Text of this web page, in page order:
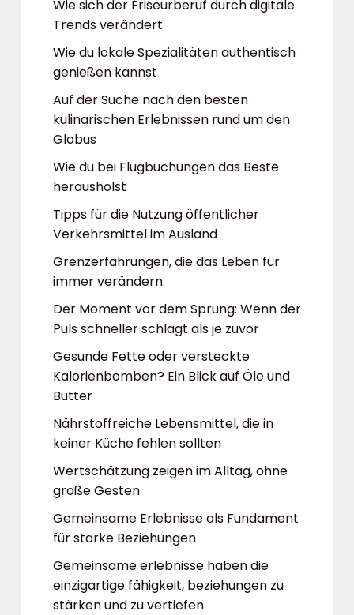
Wie sich der Friseurberuf durch digitale
Trends verändert
Wie du lokale Spezialitäten authentisch
genießen kannst
Auf der Suche nach den besten
kulinarischen Erlebnissen rund um den
Globus
Wie du bei Flugbuchungen das Beste
herausholst
Tipps für die Nutzung öffentlicher
Verkehrsmittel im Ausland
Grenzerfahrungen, die das Leben für
immer verändern
Der Moment vor dem Sprung: Wenn der
Puls schneller schlägt als je zuvor
Gesunde Fette oder versteckte
Kalorienbomben? Ein Blick auf Öle und
Butter
Nährstoffreiche Lebensmittel, die in
keiner Küche fehlen sollten
Wertschätzung zeigen im Alltag, ohne
große Gesten
Gemeinsame Erlebnisse als Fundament
für starke Beziehungen
Gemeinsame erlebnisse haben die
einzigartige fähigkeit, beziehungen zu
stärken und zu vertiefen